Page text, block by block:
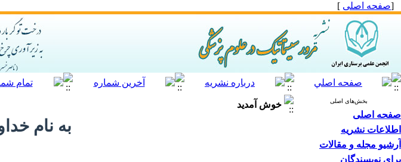
[صفحه اصلی ]
بخش‌های اصلی
صفحه اصلی
اطلاعات نشریه
آرشیو مجله و مقالات
برای نویسندگان
خوش آمدید
به نام